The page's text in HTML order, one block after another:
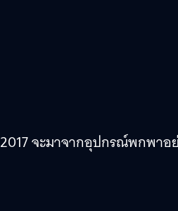
จะมาจากอุปกรณ์พกพาอ